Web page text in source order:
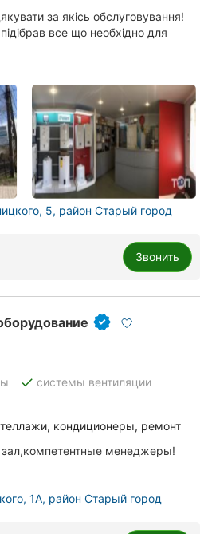
за якісь обслуговування!
все що необхідно для
5, район Старый город
Звонить
done системы вентиляции
кондиционеры, ремонт
менеджеры!
1А, район Старый город